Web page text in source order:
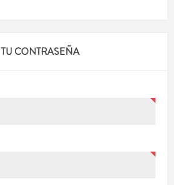
TU CONTRASEÑA